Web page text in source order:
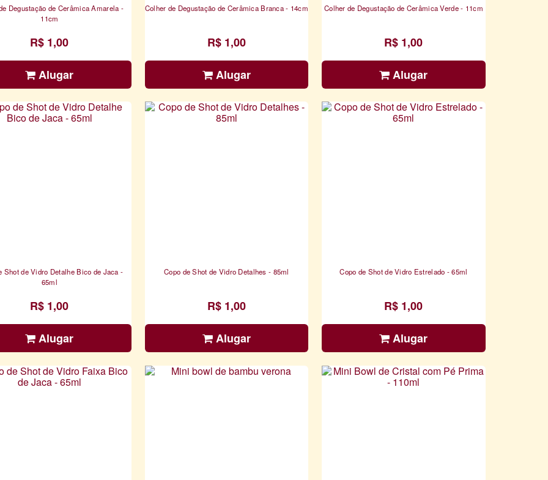
Degustação de Cerâmica Amarela -
11cm
R$ 1,00
Alugar
Colher de Degustação de Cerâmica Branca - 14cm
R$ 1,00
Alugar
Colher de Degustação de Cerâmica Verde - 11cm
R$ 1,00
Alugar
Shot de Vidro Detalhe Bico de Jaca -
65ml
R$ 1,00
Alugar
Copo de Shot de Vidro Detalhes - 85ml
R$ 1,00
Alugar
Copo de Shot de Vidro Estrelado - 65ml
R$ 1,00
Alugar